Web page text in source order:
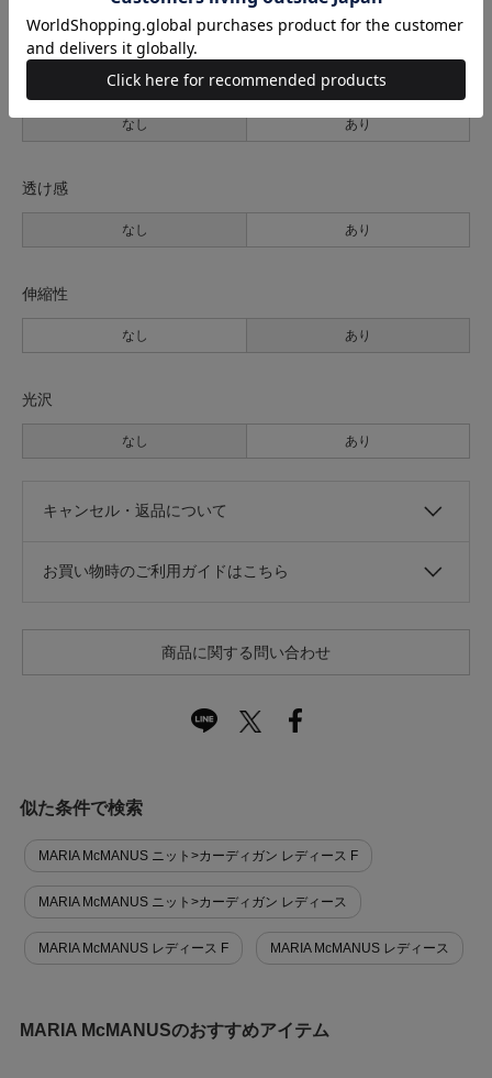
普通
なし あり
透け感
なし あり
伸縮性
なし あり
光沢
なし あり
キャンセル・返品について
お買い物時のご利用ガイドはこちら
商品に関する問い合わせ
似た条件で検索
MARIA McMANUS ニット>カーディガン レディース F
MARIA McMANUS ニット>カーディガン レディース
MARIA McMANUS レディース F MARIA McMANUS レディース
MARIA McMANUSのおすすめアイテム